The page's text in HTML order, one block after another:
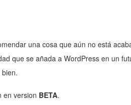
una cosa que aún no está
que se añada a WordPress en un
en version BETA.